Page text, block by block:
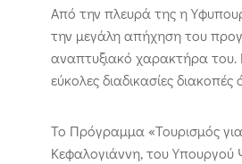
Από την πλευρά της η
την μεγάλη απήχηση του
αναπτυξιακό χαρακτήρα του.
εύκολες διαδικασίες
Το Πρόγραμμα «Τουρισμός
Κεφαλογιάννη, του Υπουργού